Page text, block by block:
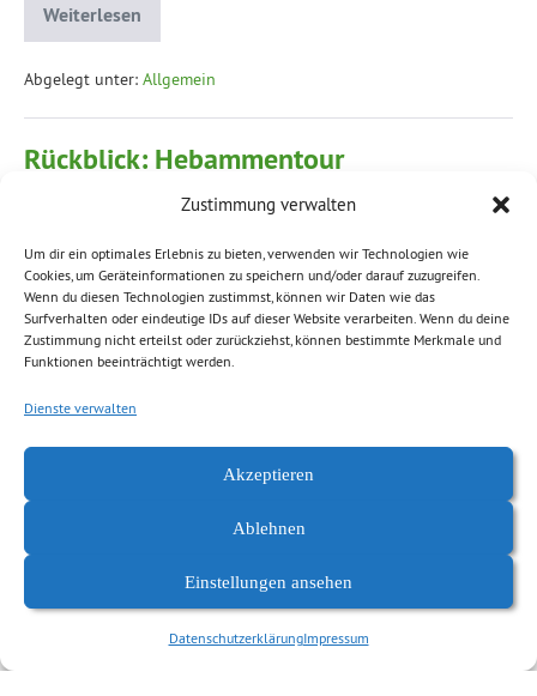
Zustimmung verwalten
Um dir ein optimales Erlebnis zu bieten, verwenden wir Technologien wie
Cookies, um Geräteinformationen zu speichern und/oder darauf zuzugreifen.
Wenn du diesen Technologien zustimmst, können wir Daten wie das
Surfverhalten oder eindeutige IDs auf dieser Website verarbeiten. Wenn du deine
Zustimmung nicht erteilst oder zurückziehst, können bestimmte Merkmale und
Funktionen beeinträchtigt werden.
Dienste verwalten
Akzeptieren
Ablehnen
Einstellungen ansehen
DatenschutzerklärungImpressum
Weiterlesen
Abgelegt unter: Allgemein
Rückblick: Hebammentour
Veröffentlicht am 25. Februar 2016
GRÜNER Antrag zur Sicherung der Hebammenversorgung
von der CDU/SPD-Koalition im Landtag abgelehnt
Rückblende: Im Anschluss an die Hebammentour im
Sommer 2015 wurde der GRÜNE Antrag zur „Sicherstellung
Fraktion hatte unter anderem vorgeschlagen, einen zeitlich
befristeten Notfonds einzurichten, um den Hebammen in